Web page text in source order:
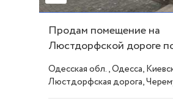
Продам помещение на
Люстдорфской дороге
салон, магазин! ID 25645
Одесская обл., Одесса,
Люстдорфская дорога,